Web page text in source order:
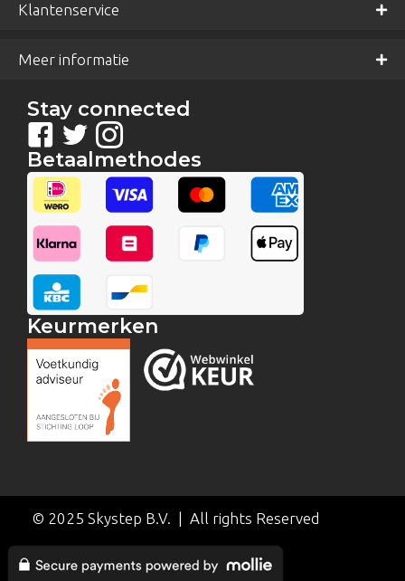
Klantenservice
Meer informatie
Stay connected
Betaalmethodes
Keurmerken
© 2025 Skystep B.V. | All rights Reserved